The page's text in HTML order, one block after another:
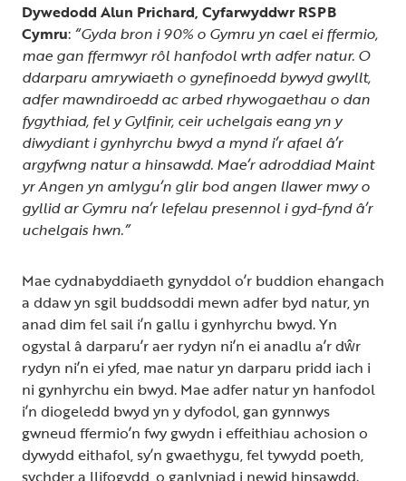
Dywedodd Alun Prichard, Cyfarwyddwr RSPB
Cymru: “Gyda bron i 90% o Gymru yn cael ei ffermio,
mae gan ffermwyr rôl hanfodol wrth adfer natur. O
ddarparu amrywiaeth o gynefinoedd bywyd gwyllt,
adfer mawndiroedd ac arbed rhywogaethau o dan
fygythiad, fel y Gylfinir, ceir uchelgais eang yn y
diwydiant i gynhyrchu bwyd a mynd i’r afael â’r
argyfwng natur a hinsawdd. Mae’r adroddiad Maint
yr Angen yn amlygu’n glir bod angen llawer mwy o
gyllid ar Gymru na’r lefelau presennol i gyd-fynd â’r
uchelgais hwn.”
Mae cydnabyddiaeth gynyddol o’r buddion ehangach
a ddaw yn sgil buddsoddi mewn adfer byd natur, yn
anad dim fel sail i’n gallu i gynhyrchu bwyd. Yn
ogystal â darparu’r aer rydyn ni’n ei anadlu a’r dŵr
rydyn ni’n ei yfed, mae natur yn darparu pridd iach i
ni gynhyrchu ein bwyd. Mae adfer natur yn hanfodol
i’n diogeledd bwyd yn y dyfodol, gan gynnwys
gwneud ffermio’n fwy gwydn i effeithiau achosion o
dywydd eithafol, sy’n gwaethygu, fel tywydd poeth,
sychder a llifogydd, o ganlyniad i newid hinsawdd.